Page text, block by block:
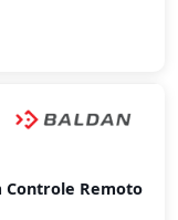
Controle Remoto